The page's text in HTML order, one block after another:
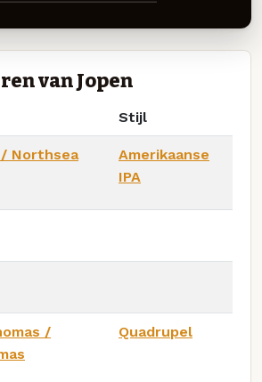
van Jopen
Stijl
/ Northsea
Amerikaanse
IPA
/
Quadrupel